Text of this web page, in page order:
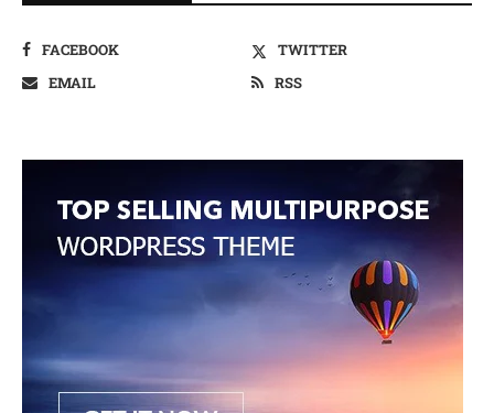
FACEBOOK
TWITTER
EMAIL
RSS